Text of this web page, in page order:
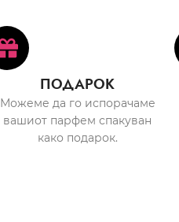
ПОДАРОК
Можеме да го испорачаме
вашиот парфем спакуван
како подарок.